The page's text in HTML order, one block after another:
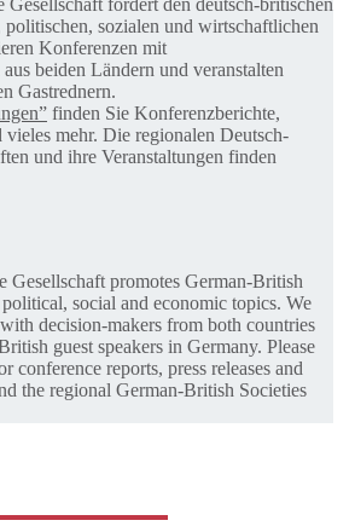
sozialen und wirtschaftlichen
Konferenzen mit
beiden Ländern und veranstalten
Gastrednern.
finden Sie Konferenzberichte,
vieles mehr. Die regionalen Deutsch-
und ihre Veranstaltungen finden
Gesellschaft promotes German-British
social and economic topics. We
decision-makers from both countries
guest speakers in Germany. Please
conference reports, press releases and
the regional German-British Societies